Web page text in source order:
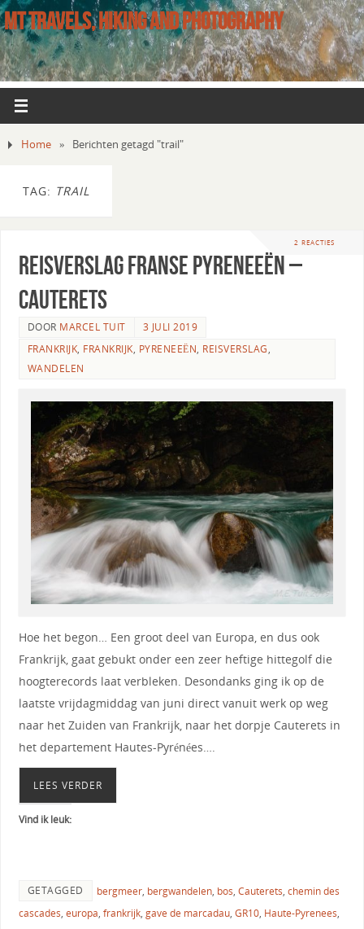
MT TRAVELS, HIKING AND PHOTOGRAPHY
Home » Berichten getagd "trail"
TAG: TRAIL
2 REACTIES
Reisverslag Franse Pyreneeën –
Cauterets
DOOR MARCEL TUIT
3 JULI 2019
FRANKRIJK, FRANKRIJK, PYRENEEËN, REISVERSLAG,
WANDELEN
Hoe het begon… Een groot deel van Europa, en dus ook
Frankrijk, gaat gebukt onder een zeer heftige hittegolf die
hoogterecords laat verbleken. Desondanks ging ik op de
laatste vrijdagmiddag van juni direct vanuit werk op weg
naar het Zuiden van Frankrijk, naar het dorpje Cauterets in
het departement Hautes-Pyrénées….
LEES VERDER
Vind ik leuk:
GETAGGED bergmeer, bergwandelen, bos, Cauterets, chemin des
cascades, europa, frankrijk, gave de marcadau, GR10, Haute-Pyrenees,